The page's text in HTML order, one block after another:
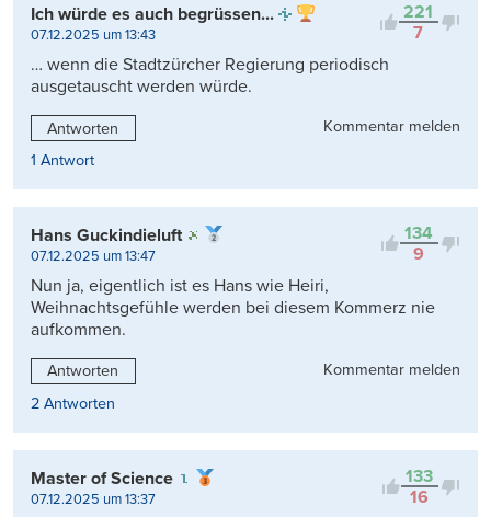
221
7
Ich würde es auch begrüssen...
07.12.2025 um 13:43
… wenn die Stadtzürcher Regierung periodisch
ausgetauscht werden würde.
Antworten
Kommentar melden
1 Antwort
134
9
Hans Guckindieluft
07.12.2025 um 13:47
Nun ja, eigentlich ist es Hans wie Heiri,
Weihnachtsgefühle werden bei diesem Kommerz nie
aufkommen.
Antworten
Kommentar melden
2 Antworten
133
16
Master of Science
07.12.2025 um 13:37